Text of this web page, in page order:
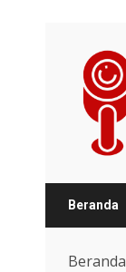
content
Beranda
Beranda